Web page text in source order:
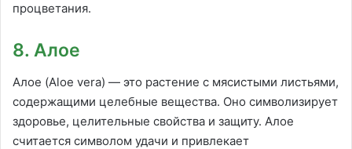
процветания.
8. Алое
Алое (Aloe vera) — это растение с мясистыми листьями,
содержащими целебные вещества. Оно символизирует
здоровье, целительные свойства и защиту. Алое
считается символом удачи и привлекает